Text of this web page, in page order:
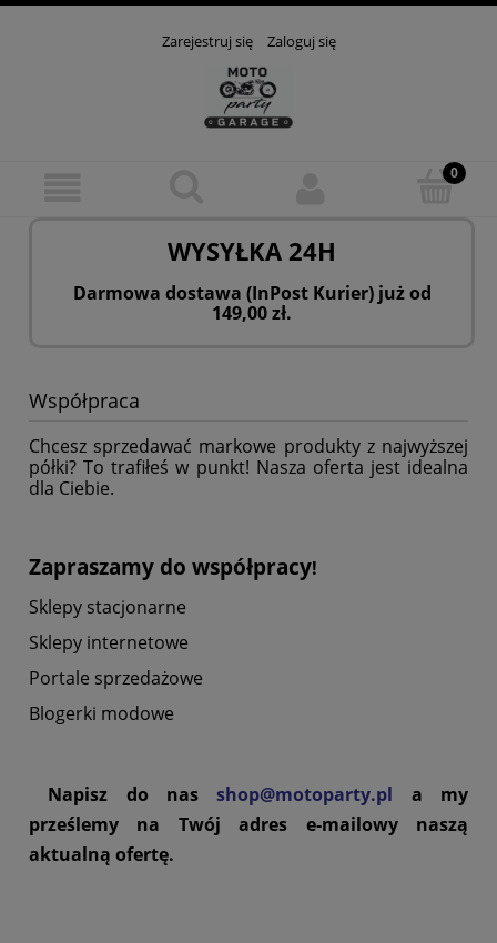
Zarejestruj się Zaloguj się
WYSYŁKA 24H
Darmowa dostawa (InPost Kurier) już od
149,00 zł.
Współpraca
Chcesz sprzedawać markowe produkty z najwyższej
półki? To trafiłeś w punkt! Nasza oferta jest idealna
dla Ciebie.
Zapraszamy do współpracy!
Sklepy stacjonarne
Sklepy internetowe
Portale sprzedażowe
Blogerki modowe
Napisz do nas shop@motoparty.pl
a my
prześlemy na Twój adres e-mailowy naszą
aktualną ofertę.